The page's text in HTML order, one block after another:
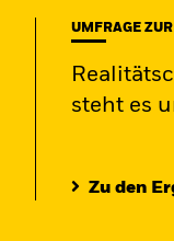
UMFRAGE
steht es
Zu den